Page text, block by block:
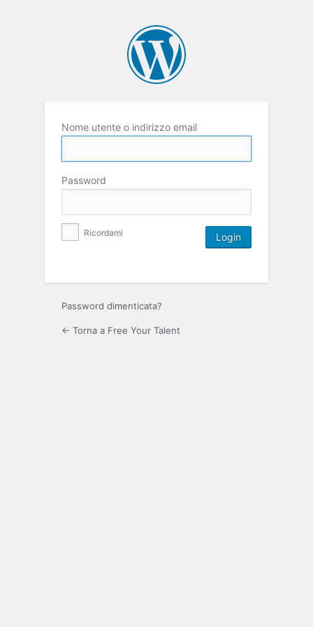
Nome utente o indirizzo email
Password
Ricordami
Password dimenticata?
← Torna a Free Your Talent